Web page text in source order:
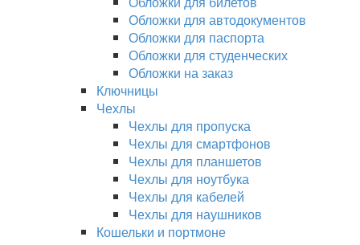
Обложки для автодокументов
Обложки для паспорта
Обложки для студенческих
Обложки на заказ
Ключницы
Чехлы
Чехлы для пропуска
Чехлы для смартфонов
Чехлы для планшетов
Чехлы для ноутбука
Чехлы для кабелей
Чехлы для наушников
Кошельки и портмоне